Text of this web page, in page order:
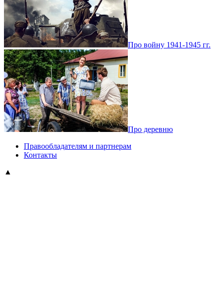
Про войну 1941-1945 гг.
Про деревню
Правообладателям и партнерам
Контакты
▲